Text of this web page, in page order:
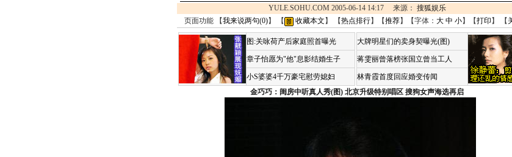
YULE.SOHU.COM 2005-06-14 14:17 来源： 搜狐娱乐
页面功能 【我来说两句(0)】 【 收藏本文 】 【热点排行】【推荐】【字体： 大 中 小】【打印 】 【
图:关咏荷产后家庭照首曝光
章子怡愿为"他"息影结婚生子
小S婆婆4千万豪宅慰劳媳妇
大牌明星们的卖身契曝光(图)
蒋雯丽曾落榜张国立曾当工人
林青霞首度回应婚变传闻
金巧巧：闺房中听真人秀(图) 北京升级特别唱区 搜狗女声海选再启